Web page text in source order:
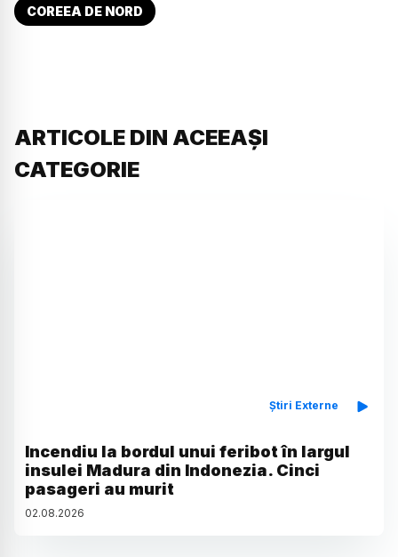
COREEA DE NORD
ARTICOLE DIN ACEEAȘI
CATEGORIE
Știri Externe
Incendiu la bordul unui feribot în largul
insulei Madura din Indonezia. Cinci
pasageri au murit
02.08.2026